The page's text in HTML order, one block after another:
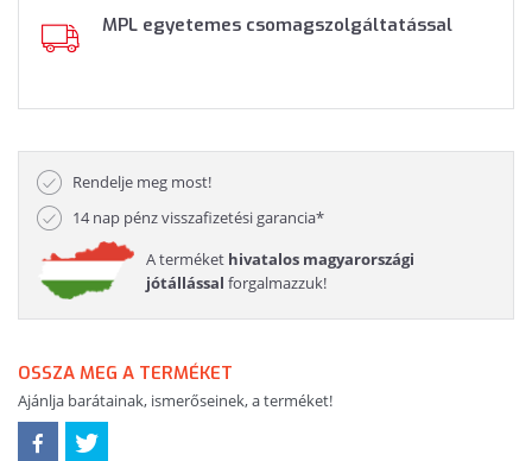
MPL egyetemes csomagszolgáltatással
Rendelje meg most!
14 nap pénz visszafizetési garancia*
A terméket hivatalos magyarországi
jótállással forgalmazzuk!
OSSZA MEG A TERMÉKET
Ajánlja barátainak, ismerőseinek, a terméket!